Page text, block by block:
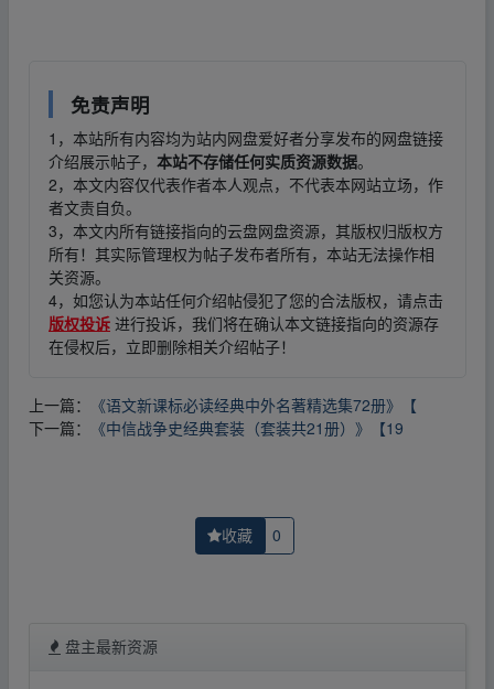
免责声明
1，本站所有内容均为站内网盘爱好者分享发布的网盘链接
介绍展示帖子， 本站不存储任何实质资源数据。
2，本文内容仅代表作者本人观点，不代表本网站立场，作
者文责自负。
3，本文内所有链接指向的云盘网盘资源，其版权归版权方
所有！其实际管理权为帖子发布者所有，本站无法操作相
关资源。
4，如您认为本站任何介绍帖侵犯了您的合法版权，请点击
版权投诉 进行投诉，我们将在确认本文链接指向的资源存
在侵权后，立即删除相关介绍帖子！
上一篇：
《语文新课标必读经典中外名著精选集72册》【
下一篇：
《中信战争史经典套装（套装共21册）》【19
收藏 0
盘主最新资源